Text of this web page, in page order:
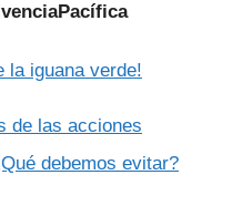
la iguana verde!
de las acciones
debemos evitar?